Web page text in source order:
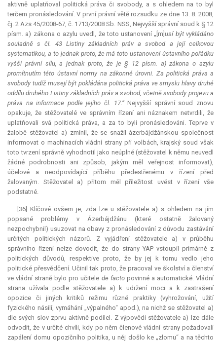
aktivně uplatňoval politická práva či svobody, a s ohledem na to byl
terčem pronásledování. V první právní větě rozsudku ze dne 13. 8. 2008,
čj. 2 Azs 45/2008-67, č. 1713/2008 Sb. NSS, Nejvyšší správní soud k § 12
písm. a) zákona o azylu uvedl, že toto ustanovení „[m]usí být vykládáno
souladně s čl. 43 Listiny základních práv a svobod a její celkovou
systematikou, a to jednak proto, že má toto ustanovení ústavního pořádku
vyšší právní sílu, a jednak proto, že je § 12 písm. a) zákona o azylu
promítnutím této ústavní normy na zákonné úrovni. Za politická práva a
svobody tudíž musejí být pokládána politická práva ve smyslu hlavy druhé
oddílu druhého Listiny základních práv a svobod, včetně svobody projevu a
práva na informace podle jejího čl. 17.“Nejvyšší správní soud znovu
opakuje, že stěžovatelé ve správním řízení ani náznakem netvrdili, že
uplatňovali svá politická práva, a za to byli pronásledováni. Teprve v
žalobě stěžovatel a) zmínil, že se snažil ázerbájdžánskou společnost
informovat o machinacích vládní strany při volbách, krajský soud však
toto tvrzení správně vyhodnotil jako neúplné (stěžovatel k němu neuvedl
žádné podrobnosti ani způsob, jakým měl veřejnost informovat),
účelové a neodpovídající příběhu předestřenému v řízení před
žalovaným. Stěžovatel a) přitom měl příležitost uvést v řízení vše
podstatné.
[36] Klíčové ovšem je, zda lze u stěžovatele a) s ohledem na jím
popsané problémy v Ázerbájdžánu (které ostatně žalovaný
nezpochybnil) usuzovat na obavy z pronásledování z důvodu zastávání
určitých politických názorů. Z vyjádření stěžovatele a) v průběhu
správního řízení nelze dovodit, že do strany YAP vstoupil primárně z
politických důvodů, respektive proto, že by jej k tomu vedlo jeho
politické přesvědčení. Učinil tak proto, že pracoval ve školství a členství
ve vládní straně bylo pro učitele de factopovinné a automatické. Vládní
strana užívala podle stěžovatele a) k udržení moci a k zastrašení
opozice či jiných kritiků režimu různé praktiky (vyhrožování, užití
fyzického násilí, vymáhání „výpalného“ apod.), na nichž se stěžovatel a)
dle svých slov zprvu aktivně podílel. Z výpovědi stěžovatele a) lze dále
odvodit, že v určité chvíli, kdy po něm členové vládní strany požadovali
zapálení domu opozičního politika, u něj došlo ke „zlomu“ a na těchto